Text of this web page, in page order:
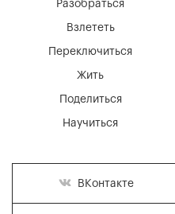
Разобраться
Взлететь
Переключиться
Жить
Поделиться
Научиться
ВКонтакте